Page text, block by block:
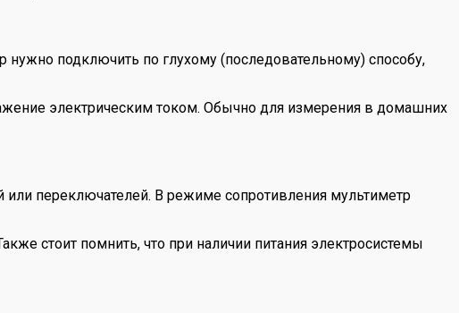
нужно подключить по глухому (последовательному) способу,
электрическим током. Обычно для измерения в домашних
или переключателей. В режиме сопротивления мультиметр
стоит помнить, что при наличии питания электросистемы